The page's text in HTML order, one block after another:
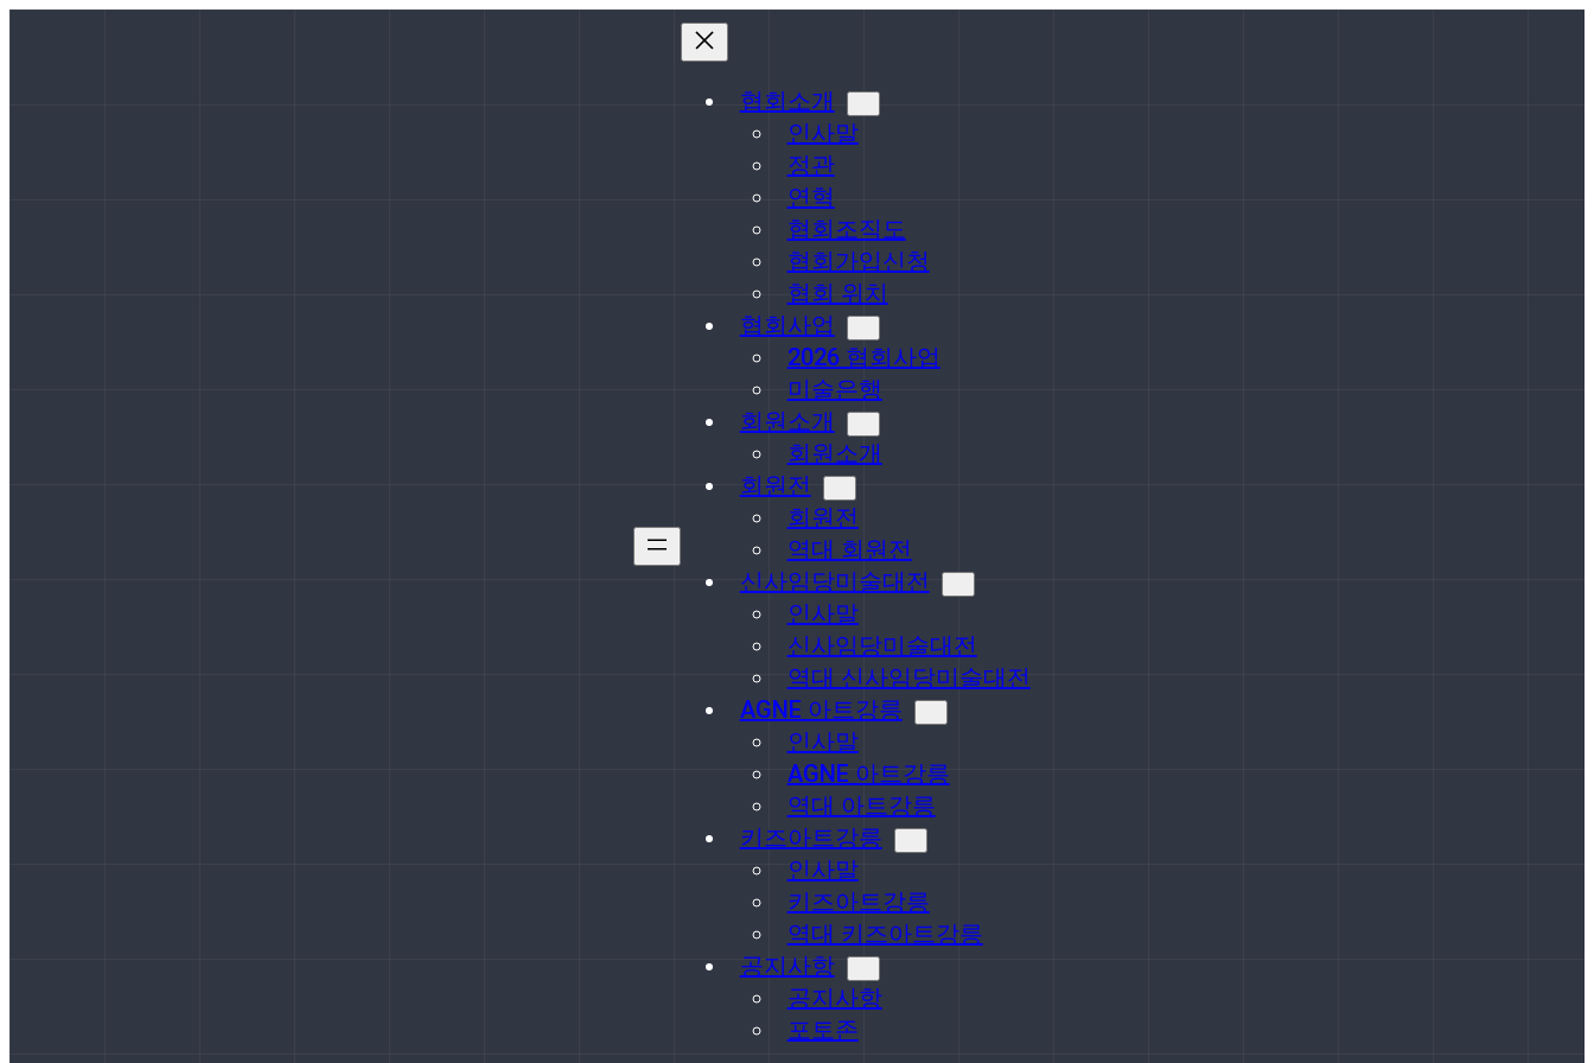
협회소개
인사말
정관
연혁
협회조직도
협회가입신청
협회 위치
협회사업
2026 협회사업
미술은행
회원소개
회원소개
회원전
회원전
역대 회원전
신사임당미술대전
인사말
신사임당미술대전
역대 신사임당미술대전
AGNE 아트강릉
인사말
AGNE 아트강릉
역대 아트강릉
키즈아트강릉
인사말
키즈아트강릉
역대 키즈아트강릉
공지사항
공지사항
포토존